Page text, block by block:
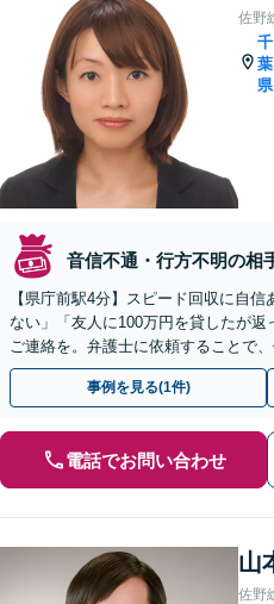
佐野
千
葉
県
音信不通・行方不明の相
【県庁前駅4分】スピード回収に自
ない」「友人に100万円を貸したが返
ご連絡を。弁護士に依頼することで
す。【初回相談30分無料】【電話相
事例を見る(1件)
電話でお問い合わせ
山
佐野